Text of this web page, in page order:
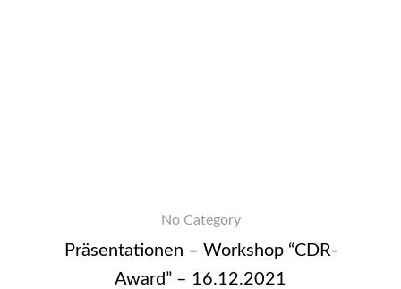
No Category
Präsentationen – Workshop “CDR-
Award” – 16.12.2021